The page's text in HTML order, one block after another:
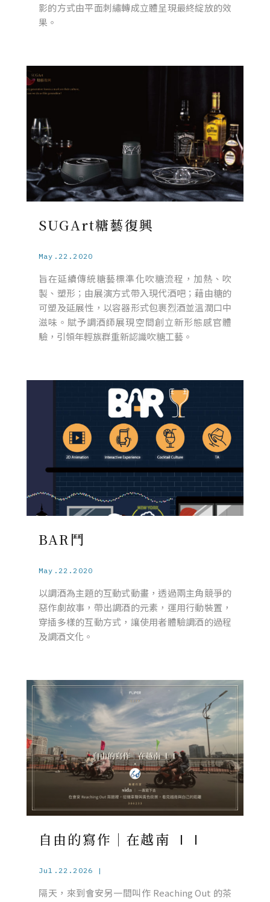
影的方式由平面刺繡轉成立體呈現最終綻放的效
果。
SUGArt糖藝復興
May.22.2020
旨在延續傳統糖藝標準化吹糖流程，加熱、吹
製、塑形；由展演方式帶入現代酒吧；藉由糖的
可塑及延展性，以容器形式包裹烈酒並溫潤口中
滋味。賦予調酒師展現空間創立新形態感官體
驗，引領年輕族群重新認識吹糖工藝。
BAR鬥
May.22.2020
以調酒為主題的互動式動畫，透過兩主角競爭的
惡作劇故事，帶出調酒的元素，運用行動裝置，
穿插多樣的互動方式，讓使用者體驗調酒的過程
及調酒文化。
自由的寫作｜在越南 ⅠⅠ
Jul.22.2026 |
隔天，來到會安另一間叫作 Reaching Out 的茶